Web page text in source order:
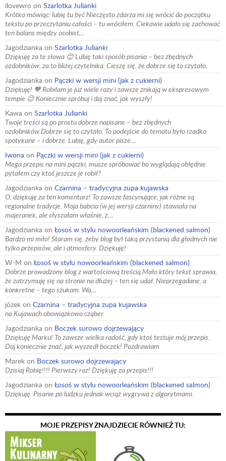
ilovewro on Szarlotka Julianki
Krótko mówiąc: lubię tu być.Nieczęsto zdarza mi się wrócić do początku
tekstu po przeczytaniu całości – tu wróciłem. Ciekawie udało się zachować
ten balans między osobist…
Jagodzianka on Szarlotka Julianki
Dziękuję za te słowa 😊 Lubię taki sposób pisania – bez zbędnych
ozdobników, za to bliżej czytelnika. Cieszę się, że dobrze się to czytało.
Jagodzianka on Pączki w wersji mini (jak z cukierni)
Dziękuję! 🧡 Robiłam je już wiele razy i zawsze znikają w ekspresowym
tempie 😉 Koniecznie spróbuj i daj znać, jak wyszły!
Kawa on Szarlotka Julianki
Twoje treści są po prostu dobrze napisane – bez zbędnych
ozdobników.Dobrze się to czytało. To podejście do tematu było rzadko
spotykane – i dobrze. Lubię, gdy autor pisze…
Iwona on Pączki w wersji mini (jak z cukierni)
Mega przepis na mini pączki, musze spróbować bo wyglądają obłędnie.
pytałem czy ktoś jeszcze je robił?
Jagodzianka on Czarnina – tradycyjna zupa kujawska
O, dziękuję za ten komentarz! To zawsze fascynujące, jak różne są
regionalne tradycje. Moja babcia (w jej wersji czarniny) stawiała na
majeranek, ale słyszałam właśnie, ż…
Jagodzianka on Łosoś w stylu nowoorleańskim (blackened salmon)
Bardzo mi miło! Staram się, żeby blog był taką przystanią dla głodnych nie
tylko przepisów, ale i atmosfery. Dziękuję!
W-M on Łosoś w stylu nowoorleańskim (blackened salmon)
Dobrze prowadzony blog z wartościową treścią.Mało który tekst sprawia,
że zatrzymuję się na stronie na dłużej – ten się udał. Nieprzegadane, a
konkretne – tego szukam. Wa…
józek on Czarnina – tradycyjna zupa kujawska
na Kujawach obowiązkowo cząber
Jagodzianka on Boczek surowo dojrzewający
Dziękuję Marku! To zawsze wielka radość, gdy ktoś testuje mój przepis.
Daj koniecznie znać, jak wyszedł boczek! Pozdrawiam
Marek on Boczek surowo dojrzewający
Dzisiaj Robię!!!! Pierwszy raz! Dziękuję za przepis!!!
Jagodzianka on Łosoś w stylu nowoorleańskim (blackened salmon)
Dziękuję. Pisanie po ludzku jednak wciąż wygrywa z algorytmami.
MOJE PRZEPISY ZNAJDZIECIE RÓWNIEŻ TU: